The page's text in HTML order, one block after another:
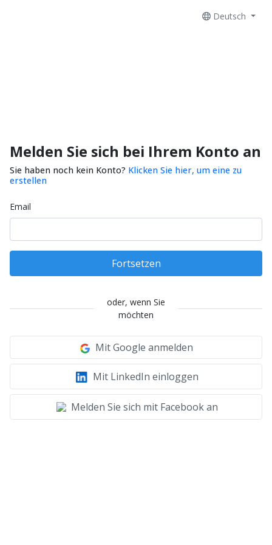
Deutsch
Melden Sie sich bei Ihrem Konto an
Sie haben noch kein Konto? Klicken Sie hier, um eine zu
erstellen
Email
Fortsetzen
oder, wenn Sie
möchten
Mit Google anmelden
Mit LinkedIn einloggen
Melden Sie sich mit Facebook an